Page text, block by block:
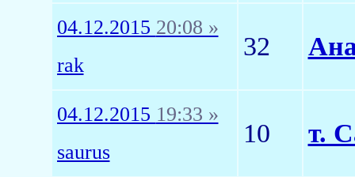
04.12.2015 20:08 »
rak
32
04.12.2015 19:33 »
saurus
10 т.